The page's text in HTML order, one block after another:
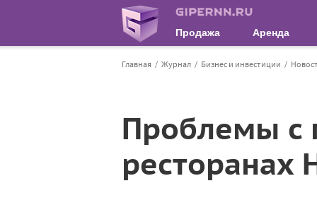
Продажа Аренда
Главная Журнал Бизнес и инвестиции
Проблемы с
ресторанах